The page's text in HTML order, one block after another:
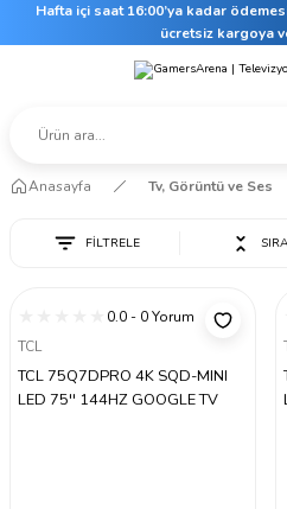
Hafta içi saat 16:00’ya kadar
ücretsiz kargoya
Anasayfa Tv, Görüntü ve Ses
FİLTRELE
0.0 - 0 Yorum
TCL
TCL 75Q7DPRO 4K SQD-MINI
LED 75'' 144HZ GOOGLE TV